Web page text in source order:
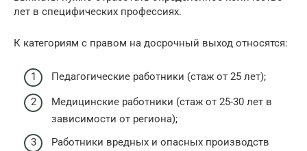
лет в специфических профессиях.
К категориям с правом на досрочный выход относятся:
Педагогические работники (стаж от 25 лет);
Медицинские работники (стаж от 25-30 лет в
зависимости от региона);
Работники вредных и опасных производств